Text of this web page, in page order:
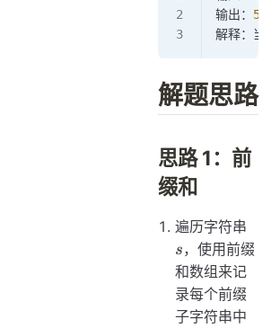
输出： 5
解释：当
解题思路
思路 1：前
缀和
遍历字符串
s，使用前缀
和数组来记
录每个前缀
子字符串中